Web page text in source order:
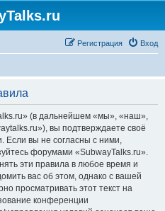
Вход
Регистрация
(в дальнейшем «мы», «наш»,
вы подтверждаете своё
Если вы не согласны с ними,
форумами «SubwayTalks.ru».
эти правила в любое время и
вас об этом, однако с вашей
просматривать этот текст на
конференции